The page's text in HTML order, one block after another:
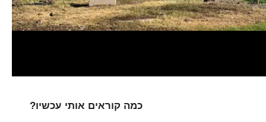
כמה קוראים אותי עכשיו?